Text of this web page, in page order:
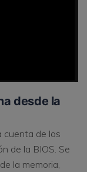
desde la
cuenta de los
de la BIOS. Se
la memoria,